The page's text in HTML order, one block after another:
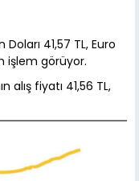
41,57 TL, Euro
işlem görüyor.
alış fiyatı 41,56 TL,